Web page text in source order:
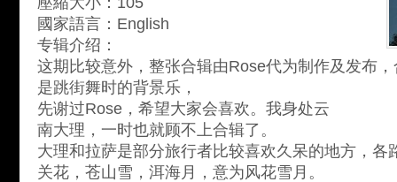
國家語言：English
专辑介绍：
这期比较意外，整张合辑由Rose代为制作及发布
是跳街舞时的背景乐，
先谢过Rose，希望大家会喜欢。我身处云
南大理，一时也就顾不上合辑了。
大理和拉萨是部分旅行者比较喜欢久呆的地方，各
关花，苍山雪，洱海月，意为风花雪月。